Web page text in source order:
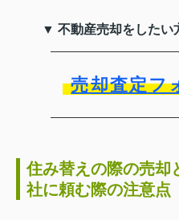
▼ 不動産売却をしたい
売却査定フ
住み替えの際の売却
社に頼む際の注意点